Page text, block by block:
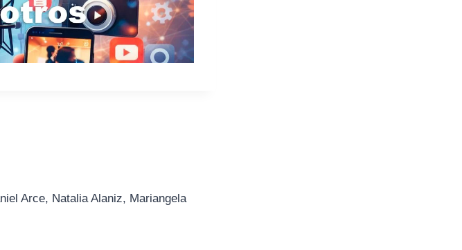
Arce, Natalia Alaniz, Mariangela